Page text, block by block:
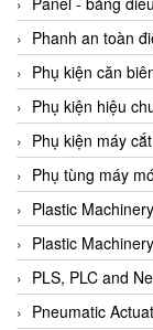
Belimo
Benetech
Bently Nevada
Bentone Vietnam
Bernstein
Berthold
Bestech
Bestech
BETA
Phanh an toàn
Phụ kiện căn
Phụ kiện hiệu
Phụ kiện máy
Phụ tùng máy
Plastic Machinery
Plastic Machinery
PLS, PLC and
Pneumatic